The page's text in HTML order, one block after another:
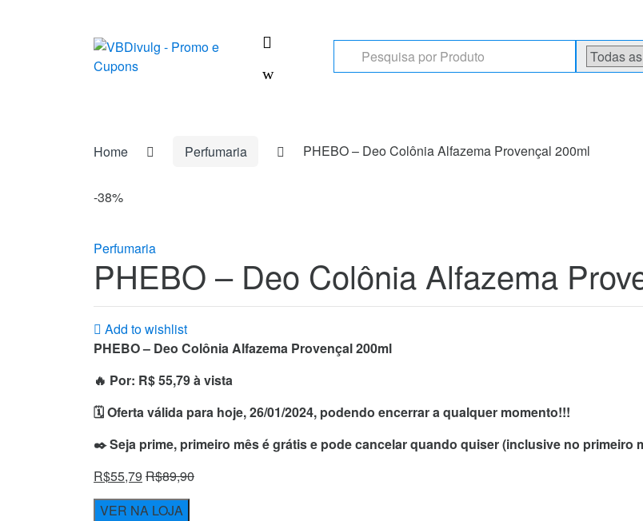
Search
for:
Home Perfumaria PHEBO – Deo Colônia Alfazema Provençal 200ml
-38%
Perfumaria
PHEBO – Deo Colônia Alfazema
Add to wishlist
PHEBO – Deo Colônia Alfazema Provençal 200ml
🔥 Por: R$ 55,79 à vista
🗓 Oferta válida para hoje, 26/01/2024, podendo encerrar a qualquer momento!!!
✒️ Seja prime, primeiro mês é grátis e pode cancelar quando quiser (inclusive no primeiro
R$55,79 R$89,90
VER NA LOJA